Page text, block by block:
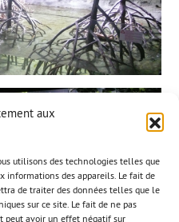
aux
utilisons des technologies telles que
informations des appareils. Le fait de
de traiter des données telles que le
sur ce site. Le fait de ne pas
peut avoir un effet négatif sur